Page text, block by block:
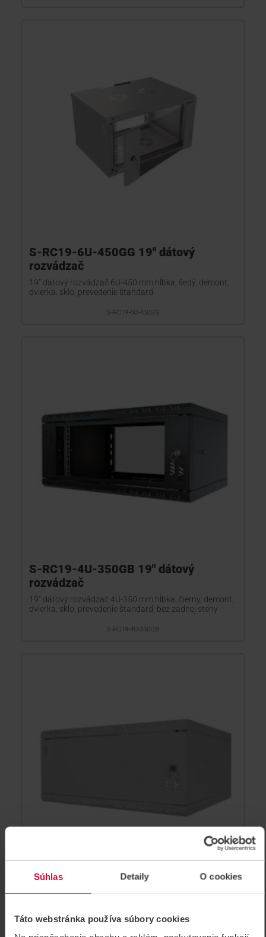
Súhlas Detaily O cookies
Táto webstránka používa súbory cookies
S-RC19-6U-450GG 19" dátový
rozvádzač
19" dátový rozvádzač 6U-450 mm hĺbka, šedý, demont,
dvierka: sklo, prevedenie štandard
S-RC19-6U-450GG
S-RC19-4U-350GB 19" dátový
rozvádzač
19" dátový rozvádzač 4U-350 mm hĺbka, čierny, demont,
dvierka: sklo, prevedenie štandard, bez zadnej steny
S-RC19-4U-350GB
S-RC19-4U-450MG 19" dátový
19" dátový rozvádzač 4U-450 mm hĺbka, šedý, demont,
dvierka: kov, prevedenie štandard, bez zadnej steny